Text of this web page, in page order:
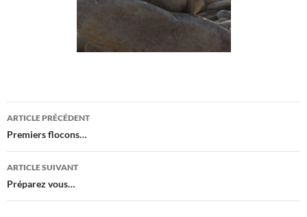
Navigation
des
articles
ARTICLE PRÉCÉDENT
Premiers flocons…
ARTICLE SUIVANT
Préparez vous…